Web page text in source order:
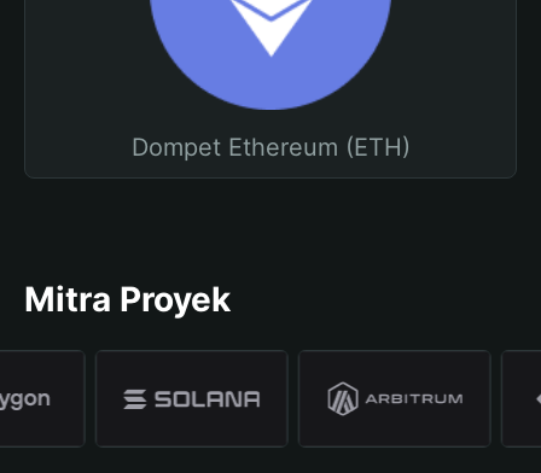
Dompet Ethereum (ETH)
Mitra Proyek